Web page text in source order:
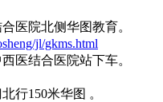
医院北侧华图教育。
jl/gkms.html
医结合医院站下车。
行150米华图 。